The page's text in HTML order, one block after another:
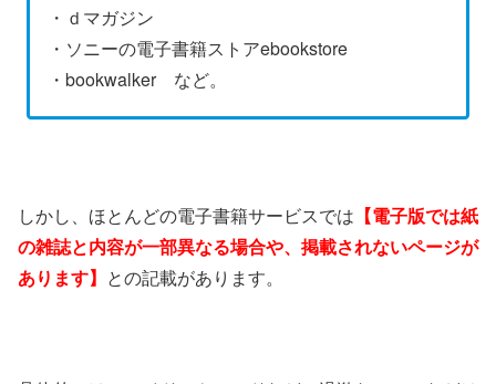
・ｄマガジン
・ソニーの電子書籍ストアebookstore
・bookwalker など。
しかし、ほとんどの電子書籍サービスでは 【電子版では紙
の雑誌と内容が一部異なる場合や、掲載されないページが
あります】 との記載があります。